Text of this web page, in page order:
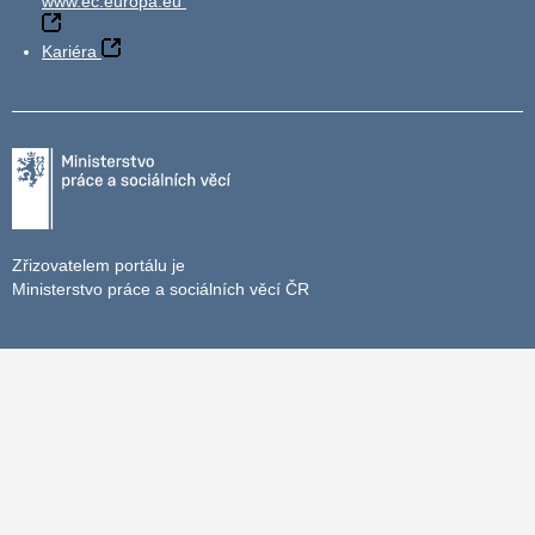
Kariéra
Zřizovatelem portálu je
Ministerstvo práce a sociálních věcí ČR